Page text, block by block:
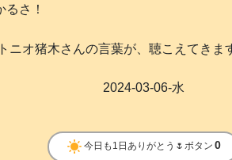
さ！
ニオ猪木さんの言葉が、聴こえてきま
2024-03-06-水
clear_day 今日も1日ありがとう🌷ボタン 0